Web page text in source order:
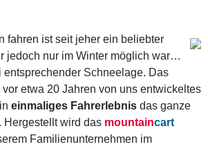
fahren ist seit jeher ein beliebter
jedoch nur im Winter möglich war…
entsprechender Schneelage. Das
etwa 20 Jahren von uns entwickeltes
einmaliges Fahrerlebnis das ganze
Hergestellt wird das mountaincart
Familienunternehmen im